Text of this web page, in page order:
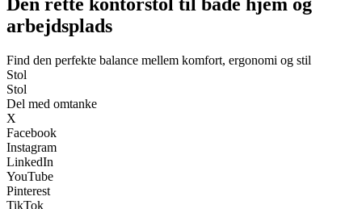
arbejdsplads
Find den perfekte balance mellem komfort, ergonomi og stil
Stol
Stol
Del med omtanke
X
Facebook
Instagram
LinkedIn
YouTube
Pinterest
TikTok